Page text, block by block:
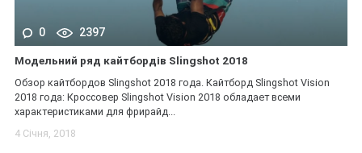
0 2397
Модельний ряд кайтбордів Slingshot 2018
Обзор кайтбордов Slingshot 2018 года. Кайтборд Slingshot Vision
2018 года: Кроссовер Slingshot Vision 2018 обладает всеми
характеристиками для фрирайд...
4 Січня, 2018